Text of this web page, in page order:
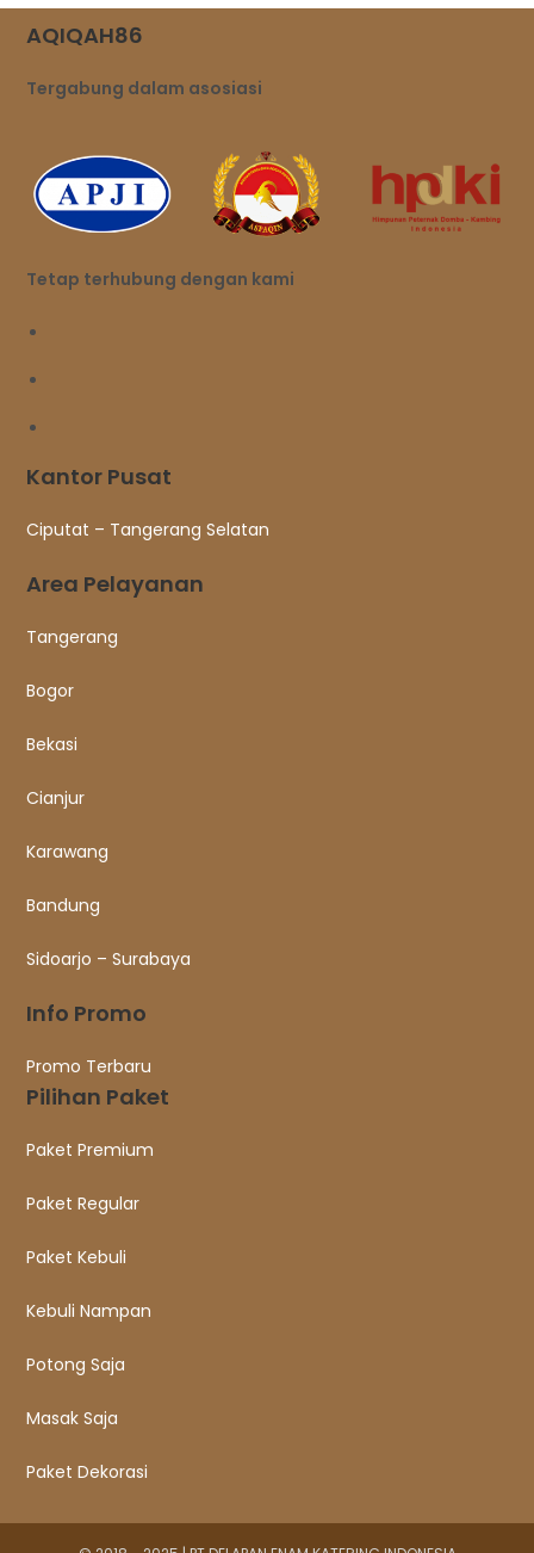
AQIQAH86
Tergabung dalam asosiasi
Tetap terhubung dengan kami
Kantor Pusat
Ciputat – Tangerang Selatan
Area Pelayanan
Tangerang
Bogor
Bekasi
Cianjur
Karawang
Bandung
Sidoarjo – Surabaya
Info Promo
Promo Terbaru
Pilihan Paket
Paket Premium
Paket Regular
Paket Kebuli
Kebuli Nampan
Potong Saja
Masak Saja
Paket Dekorasi